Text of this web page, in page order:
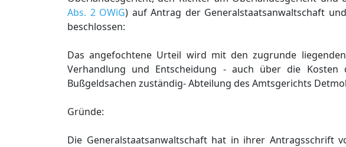
Abs. 2 OWiG) auf Antrag der Generalstaatsanwaltschaft
beschlossen:
Das angefochtene Urteil wird mit den zugrunde
Verhandlung und Entscheidung - auch über die Kosten
Bußgeldsachen zuständig- Abteilung des Amtsgerichts
Gründe:
Die Generalstaatsanwaltschaft hat in ihrer Antragsschrift